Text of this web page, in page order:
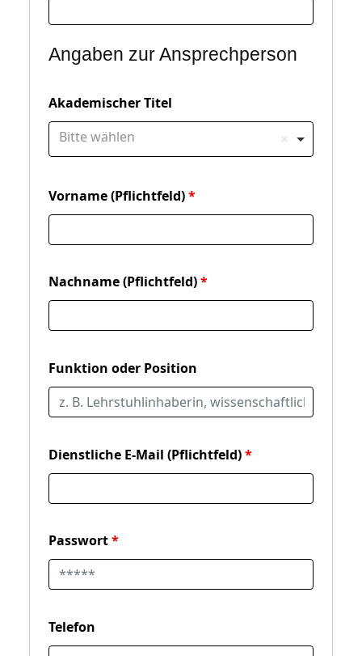
Angaben zur Ansprechperson
Akademischer Titel
Bitte wählen
Vorname (Pflichtfeld)
Nachname (Pflichtfeld)
Funktion oder Position
Dienstliche E-Mail (Pflichtfeld)
Passwort
Telefon